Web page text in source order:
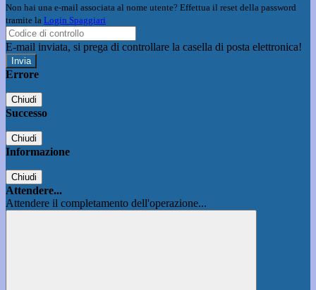
Non hai una e-mail associata al nome utente? Effettua il reset della password
tramite la Login Spaggiari
E-mail inviata, si prega di controllare la casella di posta elettronica!
Errore
Chiudi
Successo
Chiudi
Informazione
Chiudi
Attendere...
Attendere il completamento dell'operazione...